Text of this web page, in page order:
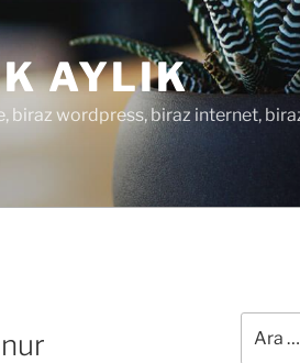
AYLIK
wordpress, biraz internet,